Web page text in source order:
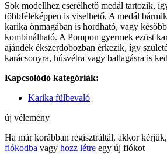
Sok modellhez cserélhető medál tartozik,
többféleképpen is viselhető. A medál
karika önmagában is hordható, vagy
kombinálható. A Pompon gyermek ezüst
ajándék ékszerdobozban érkezik, így
karácsonyra, húsvétra vagy ballagásra is
Kapcsolódó kategóriák:
Karika fülbevaló
új vélemény
Ha már korábban regisztráltál, akkor
fiókodba vagy hozz létre egy új fiókot